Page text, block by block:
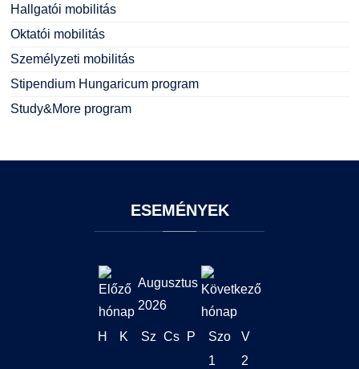
Hallgatói mobilitás
Oktatói mobilitás
Személyzeti mobilitás
Stipendium Hungaricum program
Study&More program
ESEMÉNYEK
Augusztus
2026
H K Sz Cs P Szo
V
1
2